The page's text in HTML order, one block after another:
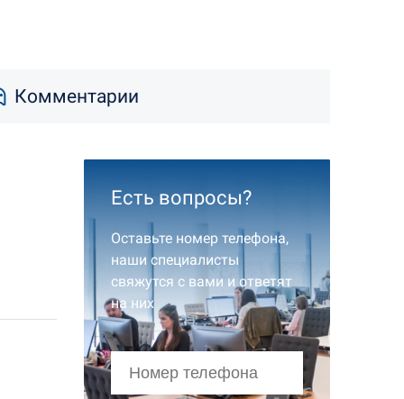
Комментарии
Есть вопросы?
Оставьте номер телефона,
наши специалисты
свяжутся с вами и ответят
на них